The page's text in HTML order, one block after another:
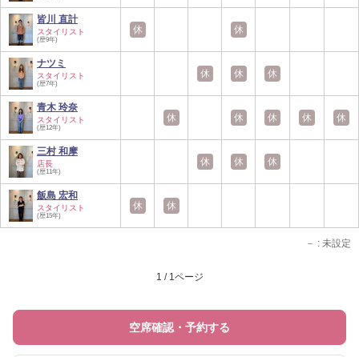
皆川 直計
スタイリスト
(歴9年)
ナツミ
スタイリスト
(歴7年)
青木 玲奈
スタイリスト
(歴12年)
三村 和摩
店長
(歴11年)
飯島 宏和
スタイリスト
(歴15年)
休 休
休 休 休
休 休 休 休 休
休 休 休
休 休
－ : 未設定
1 / 1ページ
空席確認・予約する